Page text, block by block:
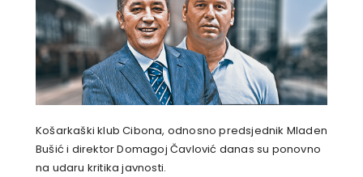
Košarkaški klub Cibona, odnosno predsjednik Mladen
Bušić i direktor Domagoj Čavlović danas su ponovno
na udaru kritika javnosti.